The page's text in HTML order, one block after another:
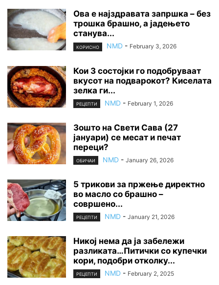
Ова е најздравата запршка – без
трошка брашно, а јадењето
станува...
КОРИСНО NMD - February 3, 2026
Кои 3 состојки го подобруваат
вкусот на подварокот? Киселата
зелка ги...
РЕЦЕПТИ NMD - February 1, 2026
Зошто на Свети Сава (27
јануари) се месат и печат
переци?
ОБИЧАИ NMD - January 26, 2026
5 трикови за пржење директно
во масло со брашно –
совршено...
РЕЦЕПТИ NMD - January 21, 2026
Никој нема да ја забележи
разликата…Питички со купечки
кори, подобри отколку...
РЕЦЕПТИ NMD - February 2, 2025